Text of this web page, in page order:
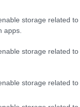
storage related
apps.
storage related
storage related to
του,
το